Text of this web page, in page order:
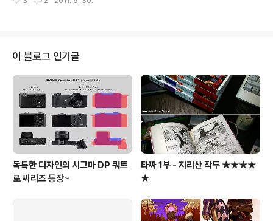
구분도 가능한데, 은근 실감난다. 2) 음악재생목록에 "많이
리와 외장메모리의 폴더와 파일을 샅샅이 찾아볼 수 있는
새로운 기능인데, 참 유용하다... 특히, pdf, doc, ppt 등의
문서파일을 열어볼때도 편하다. 물론, 메뉴키를 통해, 폴더
추가도 되고 삭제도 가능하며 이동, 복사, 이름변경등도 제
공한다. 4) Kies air : Wi-Fi로 PC와 연결하는..
이 블로그 인기글
독특한 디자인의 시그마 DP 쿼트
로 씨리즈 등장~
타짜 1부 - 지리산 작두 ★★★★
★